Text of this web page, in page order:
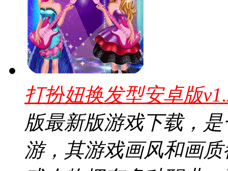
打扮妞换发型安卓版
版最新版游戏下载，
游，其游戏画风和画